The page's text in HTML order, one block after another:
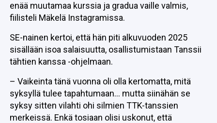
enää muutamaa kurssia ja gradua vaille valmis,
fiilisteli Mäkelä Instagramissa.
SE-nainen kertoi, että hän piti alkuvuoden 2025
sisällään isoa salaisuutta, osallistumistaan Tanssii
tähtien kanssa -ohjelmaan.
– Vaikeinta tänä vuonna oli olla kertomatta, mitä
syksyllä tulee tapahtumaan… mutta siinähän se
syksy sitten vilahti ohi silmien TTK-tanssien
merkeissä. Enkä tosiaan olisi uskonut, että